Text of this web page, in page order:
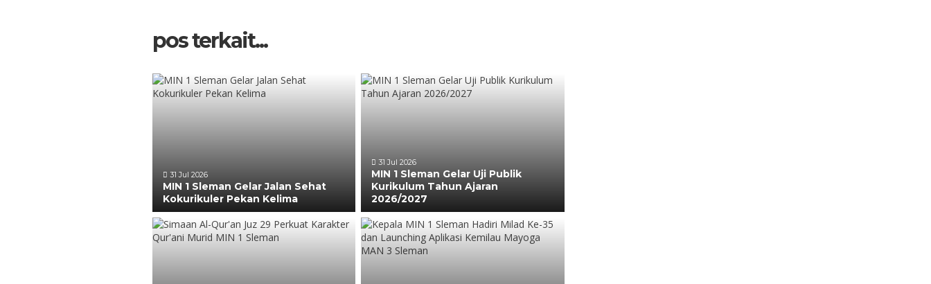
pos terkait...
31 Jul 2026
MIN 1 Sleman Gelar Jalan Sehat
Kokurikuler Pekan Kelima
31 Jul 2026
MIN 1 Sleman Gelar Uji Publik
Kurikulum Tahun Ajaran
2026/2027